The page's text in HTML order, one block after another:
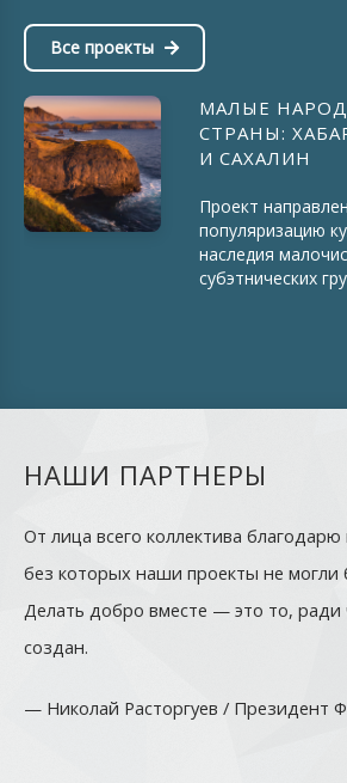
Все проекты
МАЛЫЕ
СТРАНЫ:
И САХАЛИН
Проект
популяризацию
наследия
субэтнических
НАШИ ПАРТНЕРЫ
От лица всего коллектива
без которых наши проекты не могли
Делать добро вместе — это то,
создан.
— Николай Расторгуев / Президент